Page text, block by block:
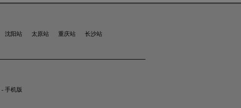
沈阳站 太原站 重庆站
长沙站
- 手机版